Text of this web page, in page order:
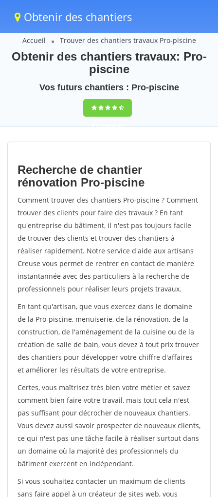
Obtenir des chantiers
Accueil Trouver des chantiers travaux Pro-piscine
Obtenir des chantiers travaux: Pro-
piscine
Vos futurs chantiers : Pro-piscine
9,5(100%)62
votes
Recherche de chantier
rénovation Pro-piscine
Comment trouver des chantiers Pro-piscine ? Comment
trouver des clients pour faire des travaux ? En tant
qu'entreprise du bâtiment, il n'est pas toujours facile
de trouver des clients et trouver des chantiers à
réaliser rapidement. Notre service d'aide aux artisans
Creuse vous permet de rentrer en contact de manière
instantannée avec des particuliers à la recherche de
professionnels pour réaliser leurs projets travaux.
En tant qu'artisan, que vous exercez dans le domaine
de la Pro-piscine, menuiserie, de la rénovation, de la
construction, de l'aménagement de la cuisine ou de la
création de salle de bain, vous devez à tout prix trouver
des chantiers pour développer votre chiffre d'affaires
et améliorer les résultats de votre entreprise.
Certes, vous maîtrisez très bien votre métier et savez
comment bien faire votre travail, mais tout cela n'est
pas suffisant pour décrocher de nouveaux chantiers.
Vous devez aussi savoir prospecter de nouveaux clients,
ce qui n'est pas une tâche facile à réaliser surtout dans
un domaine où la majorité des professionnels du
bâtiment exercent en indépendant.
Si vous souhaitez contacter un maximum de clients
sans faire appel à un créateur de sites web, vous